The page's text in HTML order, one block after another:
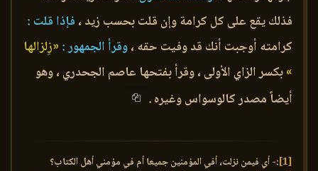
فذلك يقع على كل كرامة وإن قلت بحسب زيد ، فإذا قلت :
كرامته أوجبت أنك قد وفيت حقه ،وقرأ الجمهور : «زِلزالها
»بكسر الزاي الأولى ، وقرأ بفتحها عاصم الجحدري ، وهو
أيضاً مصدر كالوسواس وغيره .
[1] :- أي فيمن نزلت، أفي المؤمنين جميعا أم في مؤمني أهل الكتاب؟